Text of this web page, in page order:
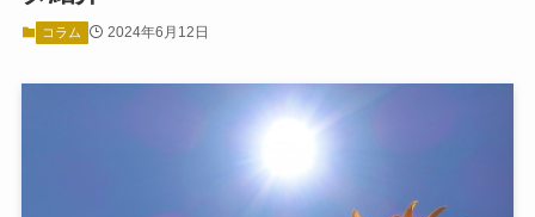
コラム 2024年6月12日